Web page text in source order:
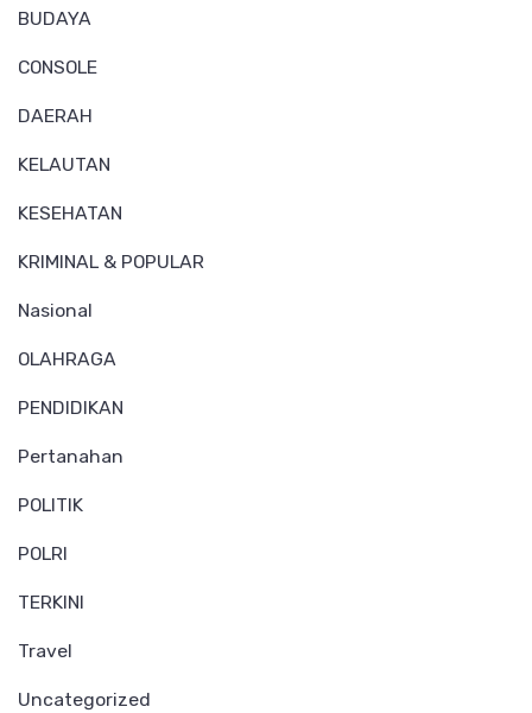
BUDAYA
CONSOLE
DAERAH
KELAUTAN
KESEHATAN
KRIMINAL & POPULAR
Nasional
OLAHRAGA
PENDIDIKAN
Pertanahan
POLITIK
POLRI
TERKINI
Travel
Uncategorized